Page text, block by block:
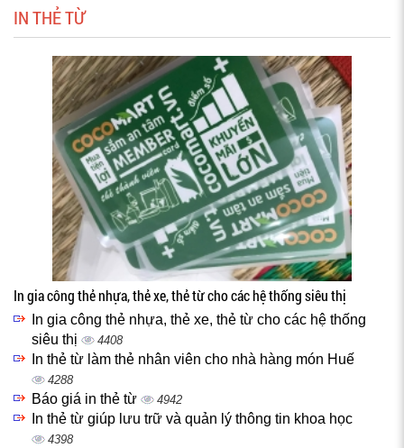
IN THẺ TỪ
In gia công thẻ nhựa, thẻ xe, thẻ từ cho các hệ thống siêu thị
In gia công thẻ nhựa, thẻ xe, thẻ từ cho các hệ thống
siêu thị
4408
In thẻ từ làm thẻ nhân viên cho nhà hàng món Huế
4288
Báo giá in thẻ từ 4942
In thẻ từ giúp lưu trữ và quản lý thông tin khoa học
4398